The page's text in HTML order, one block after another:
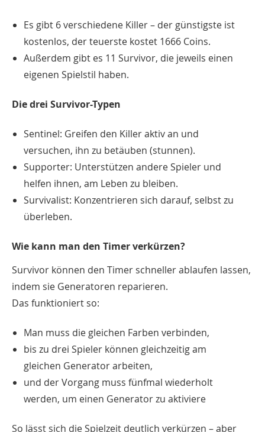
Es gibt 6 verschiedene Killer – der günstigste ist
kostenlos, der teuerste kostet 1666 Coins.
Außerdem gibt es 11 Survivor, die jeweils einen
eigenen Spielstil haben.
Die drei Survivor-Typen
Sentinel: Greifen den Killer aktiv an und
versuchen, ihn zu betäuben (stunnen).
Supporter: Unterstützen andere Spieler und
helfen ihnen, am Leben zu bleiben.
Survivalist: Konzentrieren sich darauf, selbst zu
überleben.
Wie kann man den Timer verkürzen?
Survivor können den Timer schneller ablaufen lassen,
indem sie Generatoren reparieren.
Das funktioniert so:
Man muss die gleichen Farben verbinden,
bis zu drei Spieler können gleichzeitig am
gleichen Generator arbeiten,
und der Vorgang muss fünfmal wiederholt
werden, um einen Generator zu aktiviere
So lässt sich die Spielzeit deutlich verkürzen – aber